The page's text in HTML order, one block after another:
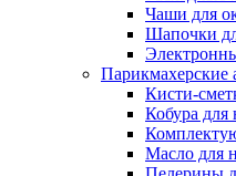
Чаши для
Шапочки
Парикмахерские
Кисти-
Кобура
Масло для